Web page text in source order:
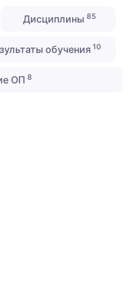
Дисциплины 85
обучения 10
ОП 8